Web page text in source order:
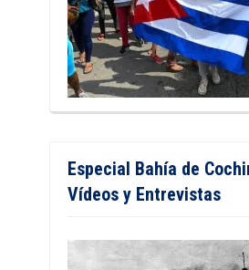
Especial Bahía de
Vídeos y Entrevistas